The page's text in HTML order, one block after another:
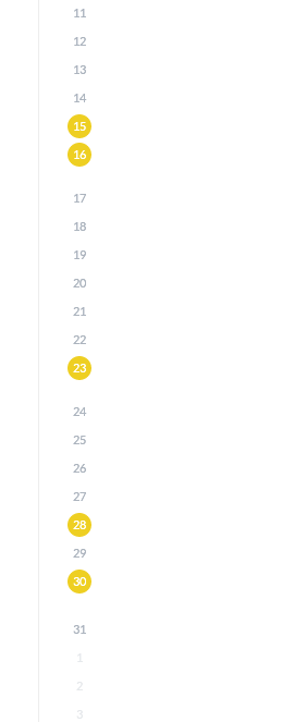
11
12
13
14
15
16
17
18
19
20
21
22
23
24
25
26
27
28
29
30
31
1
2
3